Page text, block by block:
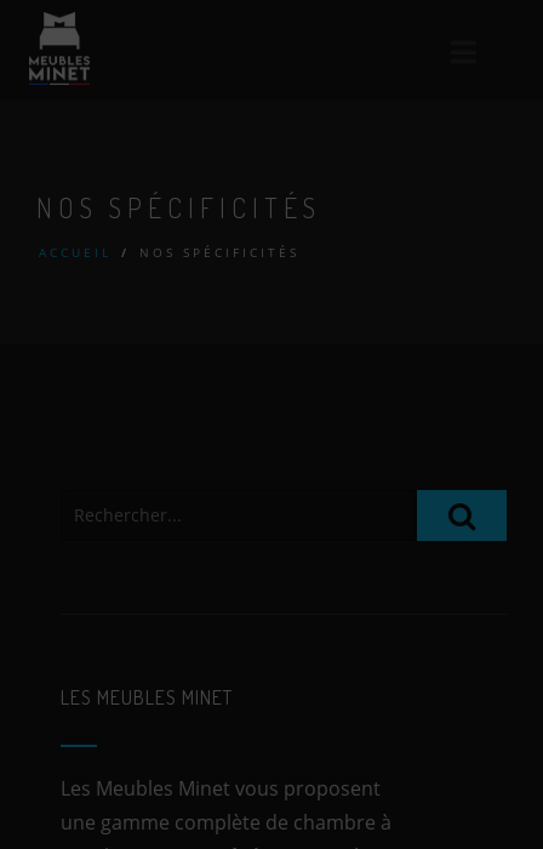
NOS SPÉCIFICITÉS
ACCUEIL / NOS SPÉCIFICITÉS
LES MEUBLES MINET
Les Meubles Minet vous proposent
une gamme complète de chambre à